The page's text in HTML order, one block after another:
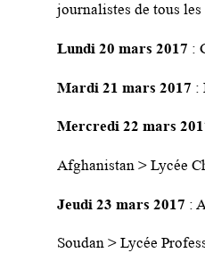
journalistes de tous
Lundi 20 mars 2017 :
Mardi 21 mars 2017 :
Mercredi 22 mars
Afghanistan > Lycée
Jeudi 23 mars 2017 :
Soudan > Lycée